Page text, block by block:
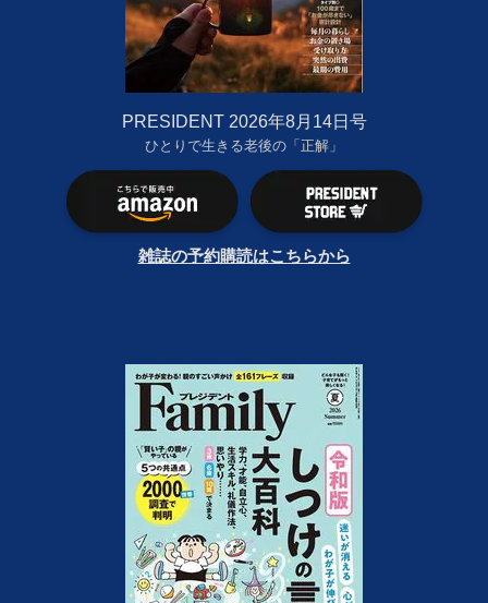
PRESIDENT 2026年8月14日号
ひとりで生きる老後の「正解」
雑誌の予約購読はこちらから